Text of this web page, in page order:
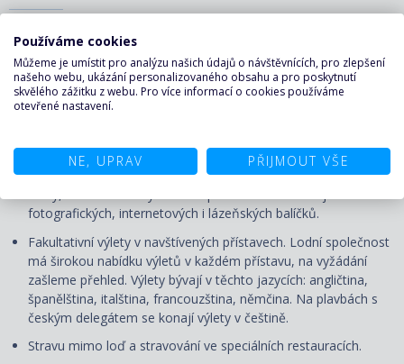
Dopravu do/z přístavu vyplutí, případné transfery.
Služby českého průvodce či delegáta
nápojových balíčků,třída Yacht Club má v ceně All Inclusive.
Nadstandardní služby - prádelna, fotograf, internet, salón
fotografických, internetových i lázeňských balíčků.
Fakultativní výlety v navštívených přístavech. Lodní společnost
má širokou nabídku výletů v každém přístavu, na vyžádání
zašleme přehled. Výlety bývají v těchto jazycích: angličtina,
španělština, italština, francouzština, němčina. Na plavbách s
českým delegátem se konají výlety v češtině.
Stravu mimo loď a stravování ve speciálních restauracích.
Používáme cookies
Můžeme je umístit pro analýzu našich údajů o návštěvnících, pro zlepšení
našeho webu, ukázání personalizovaného obsahu a pro poskytnutí
skvělého zážitku z webu. Pro více informací o cookies používáme
otevřené nastavení.
NE, UPRAV PŘIJMOUT VŠE